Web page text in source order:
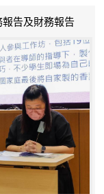
告及財務報告